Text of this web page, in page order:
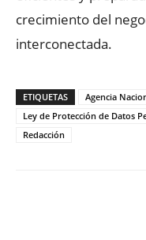
crecimiento del
interconectada.
ETIQUETAS Agencia
Ley de Protección de Datos
Redacción